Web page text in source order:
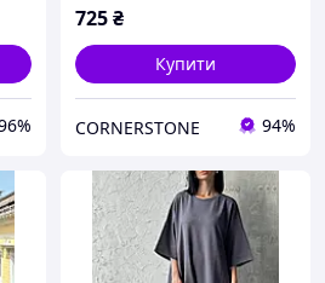
725₴
Купити
CORNERSTONE 94%